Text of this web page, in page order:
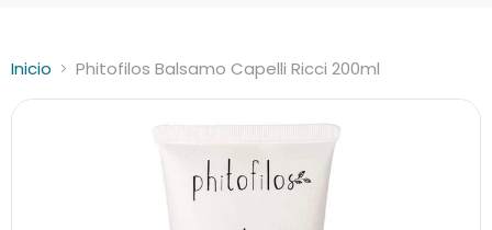
Inicio Phitofilos Balsamo Capelli Ricci 200ml